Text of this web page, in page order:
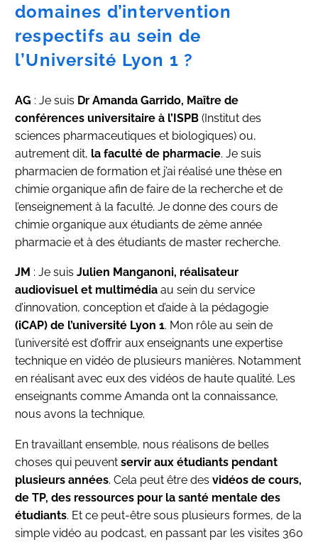
domaines d’intervention
respectifs au sein de
l’Université Lyon 1 ?
AG : Je suis Dr Amanda Garrido, Maître de
conférences universitaire à l’ISPB (Institut des
sciences pharmaceutiques et biologiques) ou,
autrement dit, la faculté de pharmacie. Je suis
pharmacien de formation et j’ai réalisé une thèse en
chimie organique afin de faire de la recherche et de
l’enseignement à la faculté. Je donne des cours de
chimie organique aux étudiants de 2ème année
pharmacie et à des étudiants de master recherche.
JM : Je suis Julien Manganoni, réalisateur
audiovisuel et multimédia au sein du service
d’innovation, conception et d’aide à la pédagogie
(iCAP) de l’université Lyon 1. Mon rôle au sein de
l’université est d’offrir aux enseignants une expertise
technique en vidéo de plusieurs manières. Notamment
en réalisant avec eux des vidéos de haute qualité. Les
enseignants comme Amanda ont la connaissance,
nous avons la technique.
En travaillant ensemble, nous réalisons de belles
choses qui peuvent servir aux étudiants pendant
plusieurs années. Cela peut être des vidéos de cours,
de TP, des ressources pour la santé mentale des
étudiants. Et ce peut-être sous plusieurs formes, de la
simple vidéo au podcast, en passant par les visites 360